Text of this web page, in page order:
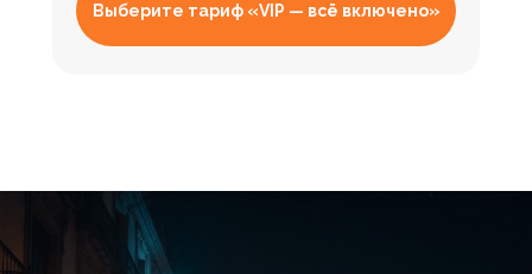
Выберите тариф «VIP — всё включено»